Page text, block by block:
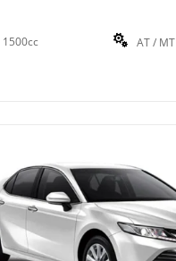
1500cc AT / MT